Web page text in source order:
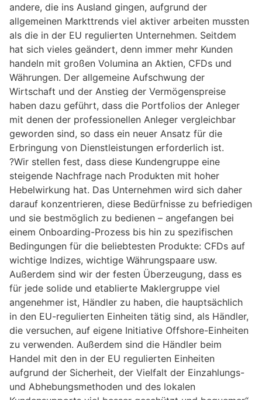
andere, die ins Ausland gingen, aufgrund der
allgemeinen Markttrends viel aktiver arbeiten mussten
als die in der EU regulierten Unternehmen. Seitdem
hat sich vieles geändert, denn immer mehr Kunden
handeln mit großen Volumina an Aktien, CFDs und
Währungen. Der allgemeine Aufschwung der
Wirtschaft und der Anstieg der Vermögenspreise
haben dazu geführt, dass die Portfolios der Anleger
mit denen der professionellen Anleger vergleichbar
geworden sind, so dass ein neuer Ansatz für die
Erbringung von Dienstleistungen erforderlich ist.
?Wir stellen fest, dass diese Kundengruppe eine
steigende Nachfrage nach Produkten mit hoher
Hebelwirkung hat. Das Unternehmen wird sich daher
darauf konzentrieren, diese Bedürfnisse zu befriedigen
und sie bestmöglich zu bedienen – angefangen bei
einem Onboarding-Prozess bis hin zu spezifischen
Bedingungen für die beliebtesten Produkte: CFDs auf
wichtige Indizes, wichtige Währungspaare usw.
Außerdem sind wir der festen Überzeugung, dass es
für jede solide und etablierte Maklergruppe viel
angenehmer ist, Händler zu haben, die hauptsächlich
in den EU-regulierten Einheiten tätig sind, als Händler,
die versuchen, auf eigene Initiative Offshore-Einheiten
zu verwenden. Außerdem sind die Händler beim
Handel mit den in der EU regulierten Einheiten
aufgrund der Sicherheit, der Vielfalt der Einzahlungs-
und Abhebungsmethoden und des lokalen